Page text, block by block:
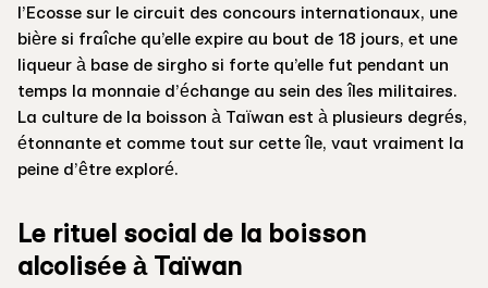
l’Ecosse sur le circuit des concours internationaux, une
bière si fraîche qu’elle expire au bout de 18 jours, et une
liqueur à base de sirgho si forte qu’elle fut pendant un
temps la monnaie d’échange au sein des îles militaires.
La culture de la boisson à Taïwan est à plusieurs degrés,
étonnante et comme tout sur cette île, vaut vraiment la
peine d’être exploré.
Le rituel social de la boisson
alcolisée à Taïwan